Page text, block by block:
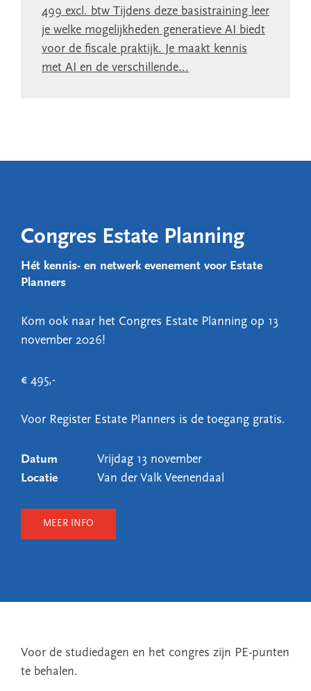
499 excl. btw Tijdens deze basistraining leer
je welke mogelijkheden generatieve AI biedt
voor de fiscale praktijk. Je maakt kennis
met AI en de verschillende...
Congres Estate Planning
Hét kennis- en netwerk evenement voor Estate
Planners
Kom ook naar het Congres Estate Planning op 13
november 2026!
€ 495,-
Voor Register Estate Planners is de toegang gratis.
Datum
Vrijdag 13 november
Locatie
Van der Valk Veenendaal
MEER INFO
Voor de studiedagen en het congres zijn PE-punten
te behalen.